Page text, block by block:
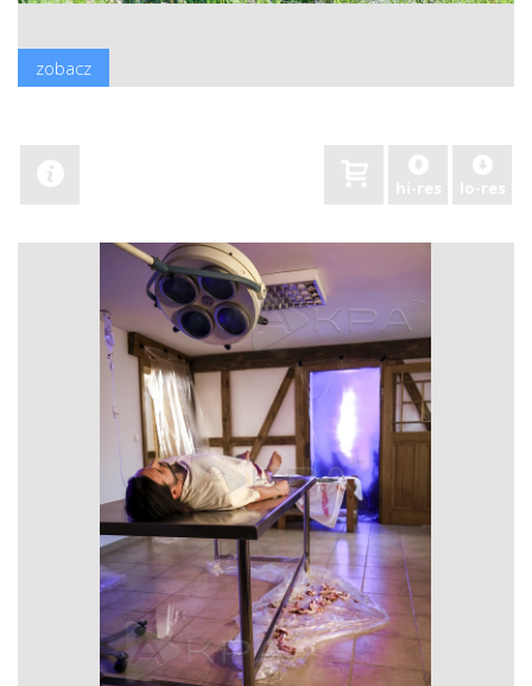
zobacz
hi-res lo-res